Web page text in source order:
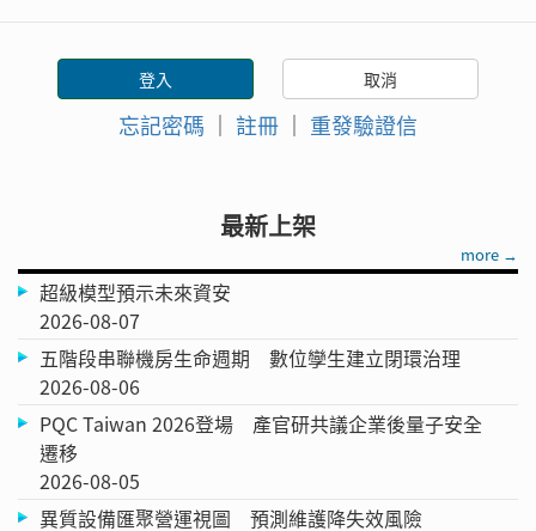
忘記密碼 ｜ 註冊 ｜ 重發驗證信
最新上架
more →
超級模型預示未來資安
2026-08-07
五階段串聯機房生命週期 數位孿生建立閉環治理
2026-08-06
PQC Taiwan 2026登場 產官研共議企業後量子安全
遷移
2026-08-05
異質設備匯聚營運視圖 預測維護降失效風險